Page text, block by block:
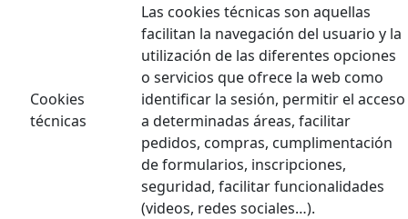
Cookies
técnicas
Las cookies técnicas son aquellas
facilitan la navegación del usuario y la
utilización de las diferentes opciones
o servicios que ofrece la web como
identificar la sesión, permitir el acceso
a determinadas áreas, facilitar
pedidos, compras, cumplimentación
de formularios, inscripciones,
seguridad, facilitar funcionalidades
(videos, redes sociales…).